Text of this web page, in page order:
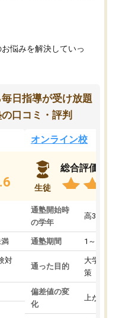
悩みを解決していっ
日指導が受け放題
口コミ・評判
対
オンライン校
生徒
総合評価
通塾開始時
の学年
高3
通塾期間 1～3ヵ月
通った目的
大学入学
策
偏差値の変
化
上がった